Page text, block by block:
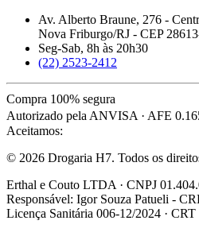
Av. Alberto Braune, 276 -
Nova Friburgo/RJ - CEP
Seg-Sab, 8h às 20h30
(22) 2523-2412
Compra 100% segura
Autorizado pela ANVISA · AFE
Aceitamos:
© 2026 Drogaria H7. Todos os
Erthal e Couto LTDA · CNPJ
Responsável: Igor Souza Patueli -
Licença Sanitária 006-12/2024 · CRT